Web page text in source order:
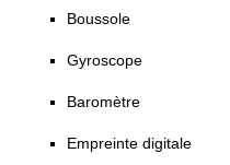
Boussole
Gyroscope
Baromètre
Empreinte digitale